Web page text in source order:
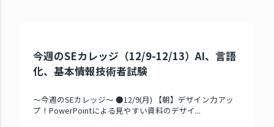
今週のSEカレッジ（12/9-12/13）AI、言語
化、基本情報技術者試験
～今週のSEカレッジ～ ●12/9(月) 【朝】デザイン力アッ
プ！PowerPointによる見やすい資料のデザイ...